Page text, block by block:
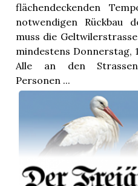
flächendeckenden
notwendigen Rückbau
muss die
mindestens Donnerstag,
Alle an den
Personen ...